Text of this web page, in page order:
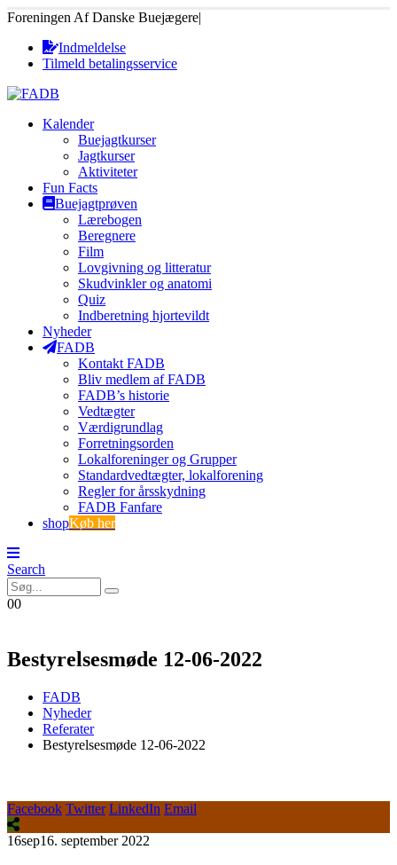
Foreningen Af Danske Buejægere|
Indmeldelse
Tilmeld betalingsservice
Kalender
Buejagtkurser
Jagtkurser
Aktiviteter
Fun Facts
Buejagtprøven
Lærebogen
Beregnere
Film
Lovgivning og litteratur
Skudvinkler og anatomi
Quiz
Indberetning hjortevildt
Nyheder
FADB
Kontakt FADB
Bliv medlem af FADB
FADB’s historie
Vedtægter
Værdigrundlag
Forretningsorden
Lokalforeninger og Grupper
Standardvedtægter, lokalforening
Regler for årsskydning
FADB Fanfare
shopKøb her
Search
00
Bestyrelsesmøde 12-06-2022
FADB
Nyheder
Referater
Bestyrelsesmøde 12-06-2022
Facebook Twitter LinkedIn Email
16sep16. september 2022